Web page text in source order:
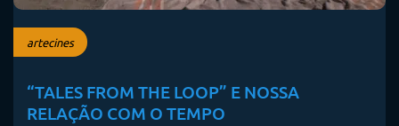
artecines
“TALES FROM THE LOOP” E NOSSA
RELAÇÃO COM O TEMPO